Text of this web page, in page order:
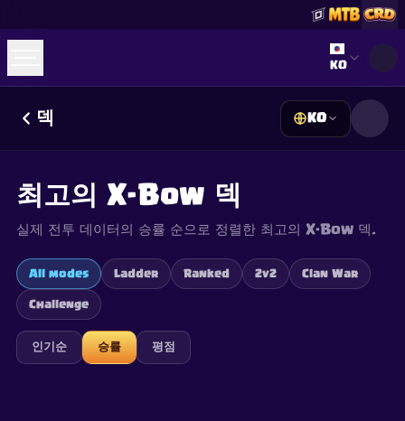
Select
KO
덱 KO
최고의 X-Bow 덱
실제 전투 데이터의 승률 순으로 정렬한 최고의 X-Bow 덱.
All modes Ladder Ranked 2v2 Clan War
Challenge
인기순 승률 평점
Discord 참여하기
Guides
FAQAboutContactPrivacy
This content is not affiliated with, endorsed, sponsored, or
responsible for it. For more information see Supercell's Fan
Content Policy
. See our Privacy Policy for additional details.